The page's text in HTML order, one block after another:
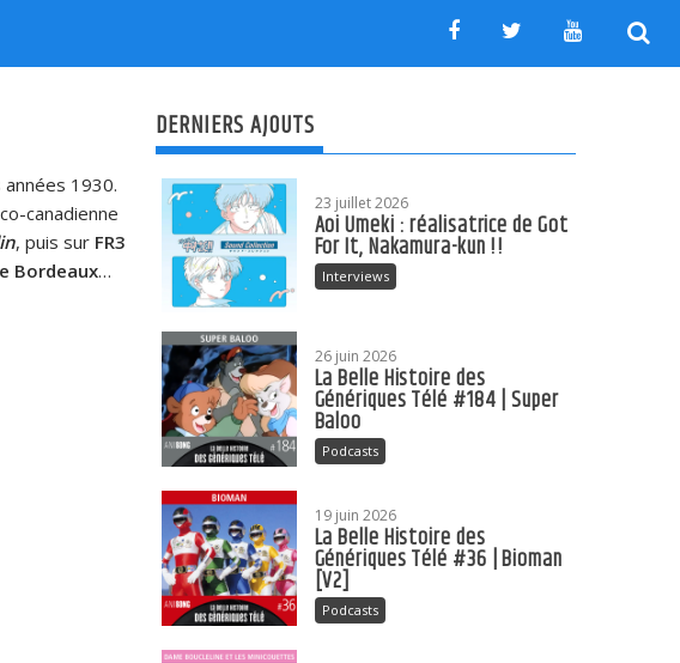
1930.
canadienne
, puis sur FR3
Bordeaux…
DERNIERS AJOUTS
23 juillet 2026
Aoi Umeki : réalisatrice de Got
For It, Nakamura-kun !!
Interviews
26 juin 2026
La Belle Histoire des
Génériques Télé #184 | Super
Baloo
Podcasts
19 juin 2026
La Belle Histoire des
Génériques Télé #36 | Bioman
[V2]
Podcasts